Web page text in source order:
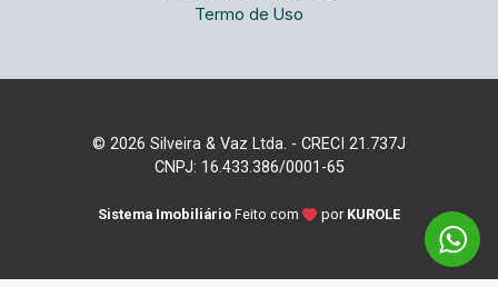
Termo de Uso
© 2026 Silveira & Vaz Ltda. - CRECI 21.737J
CNPJ: 16.433.386/0001-65
Sistema Imobiliário Feito com por KUROLE